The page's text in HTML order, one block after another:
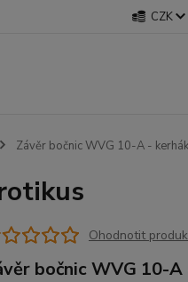
CZK
Závěr bočnic WVG 10-A -
Ohodnotit
bočnic WVG 10-